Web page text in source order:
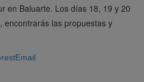
en Baluarte. Los días 18, 19 y 20
encontrarás las propuestas y
Email